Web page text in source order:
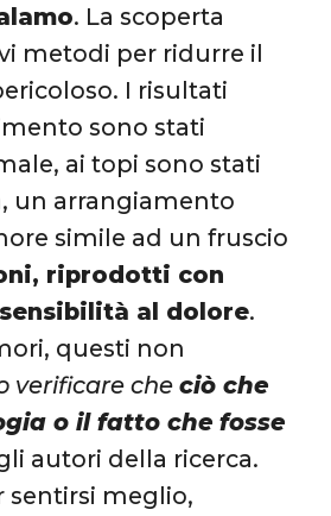
. La scoperta
metodi per ridurre il
I risultati
sono stati
ai topi sono stati
un arrangiamento
simile ad un fruscio
riprodotti con
al dolore.
questi non
verificare checiò che
o il fatto che fosse
autori della ricerca.
sentirsi meglio,